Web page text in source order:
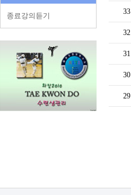
종료강의듣기 33
32
31
30
29